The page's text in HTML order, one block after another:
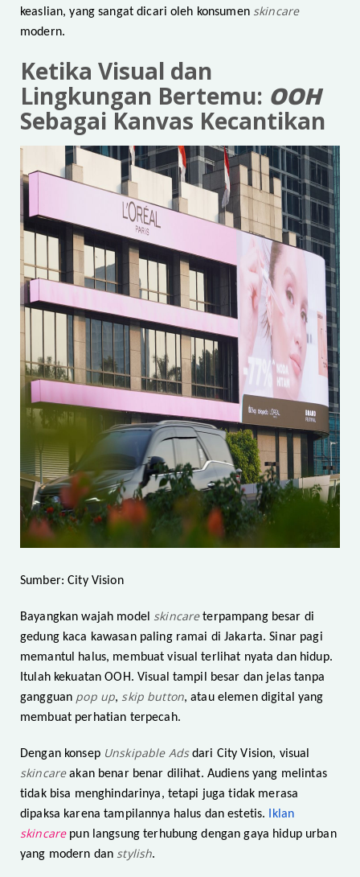
keaslian, yang sangat dicari oleh konsumen skincare
modern.
Ketika Visual dan
Lingkungan Bertemu: OOH
Sebagai Kanvas Kecantikan
Sumber: City Vision
Bayangkan wajah model skincareterpampang besar di
gedung kaca kawasan paling ramai di Jakarta. Sinar pagi
memantul halus, membuat visual terlihat nyata dan hidup.
Itulah kekuatan OOH. Visual tampil besar dan jelas tanpa
gangguan pop up, skip button, atau elemen digital yang
membuat perhatian terpecah.
Dengan konsep Unskipable Adsdari City Vision, visual
skincareakan benar benar dilihat. Audiens yang melintas
tidak bisa menghindarinya, tetapi juga tidak merasa
dipaksa karena tampilannya halus dan estetis.
Iklan
skincarepun langsung terhubung dengan gaya hidup urban
yang modern dan stylish.